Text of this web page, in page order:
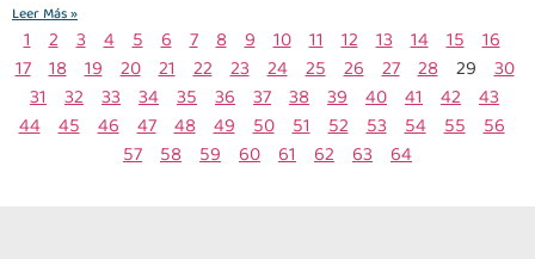
Leer Más »
1 2 3 4 5 6 7 8 9 10 11 12 13 14 15 16
17 18 19 20 21 22 23 24 25 26 27 28 29 30
31 32 33 34 35 36 37 38 39 40 41 42 43
44 45 46 47 48 49 50 51 52 53 54 55 56
57 58 59 60 61 62 63 64